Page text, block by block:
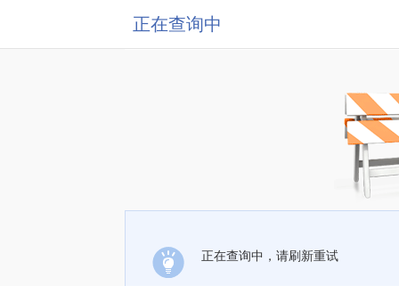
正在查询中
正在查询中，请刷新重试